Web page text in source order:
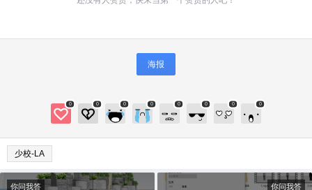
海报
0 0 0 0 0 0 0 0
少校-LA
5 元
你问我答 你问我答
您没有权限发布内容，请购买会员或者提升权
限。
6位以上